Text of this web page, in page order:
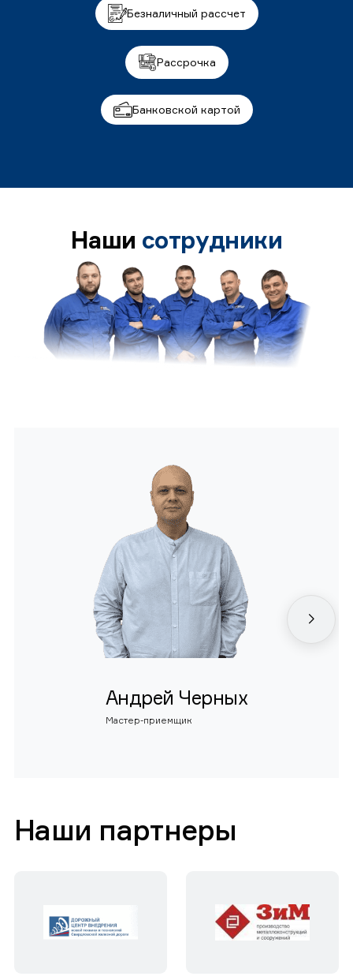
Безналичный рассчет
Рассрочка
Банковской картой
Наши сотрудники
Андрей Черных
Мастер-приемщик
Наши партнеры